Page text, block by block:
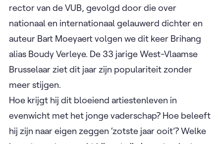
De vier seizoenen van Brihang
Maar één keer per jaar heb je
de documentaire met Caroline Pauwels, oud-
rector van de VUB, gevolgd door die over
nationaal en internationaal gelauwerd dichter en